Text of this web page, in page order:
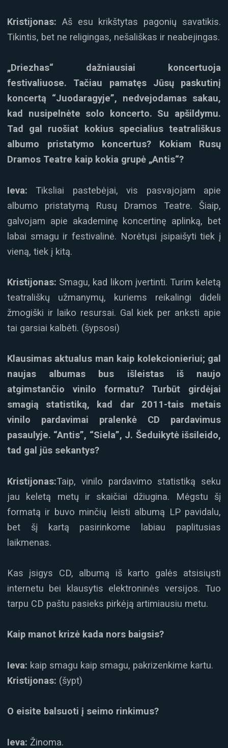
Kristijonas: Aš esu krikštytas pagonių savatikis.
Tikintis, bet ne religingas, nešališkas ir neabejingas.
„Driezhas“ dažniausiai koncertuoja
festivaliuose. Tačiau pamatęs Jūsų paskutinį
koncertą “Juodaragyje”, nedvejodamas sakau,
kad nusipelnėte solo koncerto. Su apšildymu.
Tad gal ruošiat kokius specialius teatrališkus
albumo pristatymo koncertus? Kokiam Rusų
Dramos Teatre kaip kokia grupė „Antis“?
Ieva: Tiksliai pastebėjai, vis pasvajojam apie
albumo pristatymą Rusų Dramos Teatre. Šiaip,
galvojam apie akademinę koncertinę aplinką, bet
labai smagu ir festivalinė. Norėtųsi įsipaišyti tiek į
vieną, tiek į kitą.
Kristijonas: Smagu, kad likom įvertinti. Turim keletą
teatrališkų užmanymų, kuriems reikalingi dideli
žmogiški ir laiko resursai. Gal kiek per anksti apie
tai garsiai kalbėti. (šypsosi)
Klausimas aktualus man kaip kolekcionieriui; gal
naujas albumas bus išleistas iš naujo
atgimstančio vinilo formatu? Turbūt girdėjai
smagią statistiką, kad dar 2011-tais metais
vinilo pardavimai pralenkė CD pardavimus
pasaulyje. “Antis”, “Siela”, J. Šeduikytė išsileido,
tad gal jūs sekantys?
Kristijonas:Taip, vinilo pardavimo statistiką seku
jau keletą metų ir skaičiai džiugina. Mėgstu šį
formatą ir buvo minčių leisti albumą LP pavidalu,
bet šį kartą pasirinkome labiau paplitusias
laikmenas.
Kas įsigys CD, albumą iš karto galės atsisiųsti
internetu bei klausytis elektroninės versijos. Tuo
tarpu CD paštu pasieks pirkėją artimiausiu metu.
Kaip manot krizė kada nors baigsis?
Ieva: kaip smagu kaip smagu, pakrizenkime kartu.
Kristijonas: (šypt)
O eisite balsuoti į seimo rinkimus?
Ieva: Žinoma.